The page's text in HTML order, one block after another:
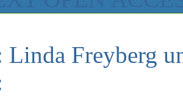
Linda Freyberg